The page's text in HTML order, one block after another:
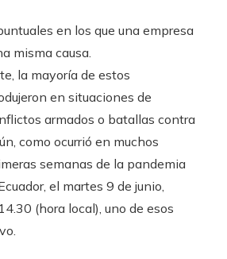
en los que una empresa
misma causa.
la mayoría de estos
en situaciones de
armados o batallas contra
como ocurrió en muchos
semanas de la pandemia
el martes 9 de junio,
(hora local), uno de esos